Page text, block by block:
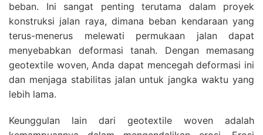
beban. Ini sangat penting terutama dalam proyek
konstruksi jalan raya, dimana beban kendaraan yang
terus-menerus melewati permukaan jalan dapat
menyebabkan deformasi tanah. Dengan memasang
geotextile woven, Anda dapat mencegah deformasi ini
dan menjaga stabilitas jalan untuk jangka waktu yang
lebih lama.
Keunggulan lain dari geotextile woven adalah